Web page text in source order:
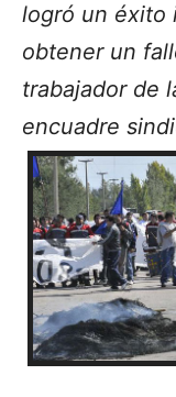
logró un éxito
obtener un
trabajador de
encuadre